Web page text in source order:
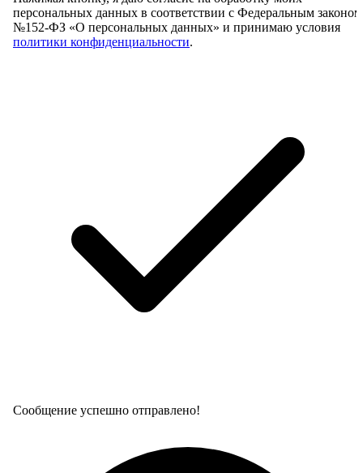
персональных данных в соответствии с Федеральным законом
№152-ФЗ «О персональных данных» и принимаю условия
политики конфиденциальности.
Сообщение успешно отправлено!